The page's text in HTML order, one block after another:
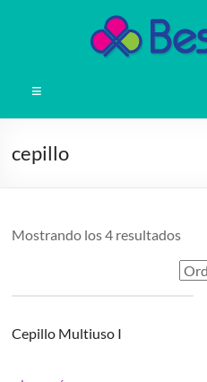
BestPlast
Productos
para
cepillo
Mostrando los 4 resultados
Cepillo Multiuso I